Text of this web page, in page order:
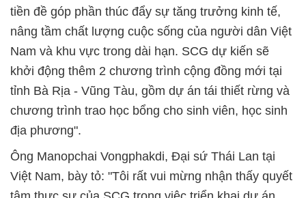
tiền đề góp phần thúc đẩy sự tăng trưởng kinh tế,
nâng tầm chất lượng cuộc sống của người dân Việt
Nam và khu vực trong dài hạn. SCG dự kiến sẽ
khởi động thêm 2 chương trình cộng đồng mới tại
tỉnh Bà Rịa - Vũng Tàu, gồm dự án tái thiết rừng và
chương trình trao học bổng cho sinh viên, học sinh
địa phương".
Ông Manopchai Vongphakdi, Đại sứ Thái Lan tại
Việt Nam, bày tỏ: "Tôi rất vui mừng nhận thấy quyết